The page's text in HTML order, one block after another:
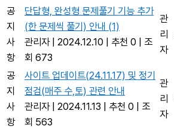
공
지
사
항
단답형, 완성형 문제풀기 기능 추가
(한 문제씩 풀기) 안내 (1)
관리자
2024.12.10 추천 0
조
회 673
관
리
자
공
지
사
항
사이트 업데이트(24.11.17) 및 정기
점검(매주 수,토) 관련 안내
관리자
2024.11.13 추천 0
조
회 563
관
리
자